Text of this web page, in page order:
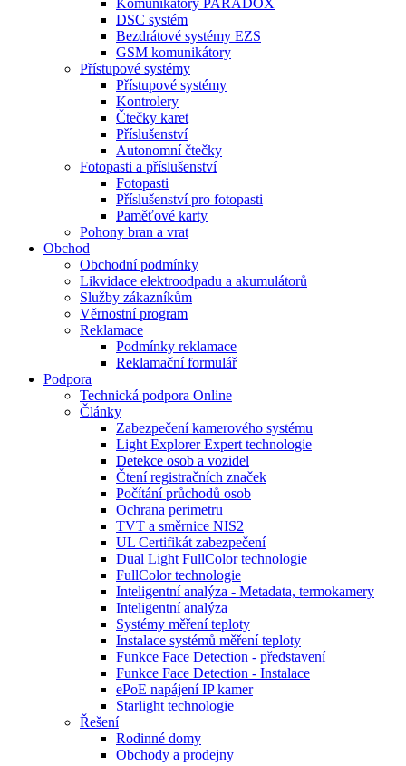
Komunikátory PARADOX
DSC systém
Bezdrátové systémy EZS
GSM komunikátory
Přístupové systémy
Přístupové systémy
Kontrolery
Čtečky karet
Příslušenství
Autonomní čtečky
Fotopasti a příslušenství
Fotopasti
Příslušenství pro fotopasti
Paměťové karty
Pohony bran a vrat
Obchod
Obchodní podmínky
Likvidace elektroodpadu a akumulátorů
Služby zákazníkům
Věrnostní program
Reklamace
Podmínky reklamace
Reklamační formulář
Podpora
Technická podpora Online
Články
Zabezpečení kamerového systému
Light Explorer Expert technologie
Detekce osob a vozidel
Čtení registračních značek
Počítání průchodů osob
Ochrana perimetru
TVT a směrnice NIS2
UL Certifikát zabezpečení
Dual Light FullColor technologie
FullColor technologie
Inteligentní analýza - Metadata, termokamery
Inteligentní analýza
Systémy měření teploty
Instalace systémů měření teploty
Funkce Face Detection - představení
Funkce Face Detection - Instalace
ePoE napájení IP kamer
Starlight technologie
Řešení
Rodinné domy
Obchody a prodejny